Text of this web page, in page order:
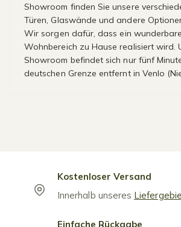
Showroom finden Sie unsere
Türen, Glaswände und andere
Wir sorgen dafür, dass ein
Wohnbereich zu Hause realisiert wird.
Showroom befindet sich nur fünf
deutschen Grenze entfernt in Venlo
Kostenloser Versand
Innerhalb unseres
Einfache Rückgabe